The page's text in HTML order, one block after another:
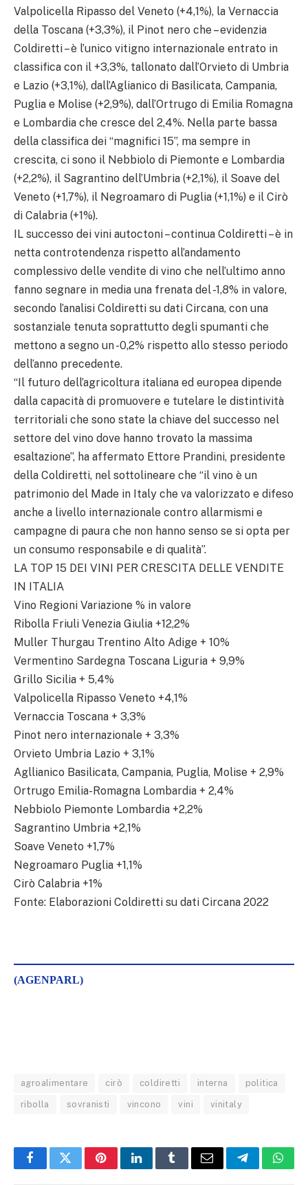
Valpolicella Ripasso del Veneto (+4,1%), la Vernaccia
della Toscana (+3,3%), il Pinot nero che – evidenzia
Coldiretti – è l’unico vitigno internazionale entrato in
classifica con il +3,3%, tallonato dall’Orvieto di Umbria
e Lazio (+3,1%), dall’Aglianico di Basilicata, Campania,
Puglia e Molise (+2,9%), dall’Ortrugo di Emilia Romagna
e Lombardia che cresce del 2,4%. Nella parte bassa
della classifica dei “magnifici 15”, ma sempre in
crescita, ci sono il Nebbiolo di Piemonte e Lombardia
(+2,2%), il Sagrantino dell’Umbria (+2,1%), il Soave del
Veneto (+1,7%), il Negroamaro di Puglia (+1,1%) e il Cirò
di Calabria (+1%).
IL successo dei vini autoctoni – continua Coldiretti – è in
netta controtendenza rispetto all’andamento
complessivo delle vendite di vino che nell’ultimo anno
fanno segnare in media una frenata del -1,8% in valore,
secondo l’analisi Coldiretti su dati Circana, con una
sostanziale tenuta soprattutto degli spumanti che
mettono a segno un -0,2% rispetto allo stesso periodo
dell’anno precedente.
“Il futuro dell’agricoltura italiana ed europea dipende
dalla capacità di promuovere e tutelare le distintività
territoriali che sono state la chiave del successo nel
settore del vino dove hanno trovato la massima
esaltazione”, ha affermato Ettore Prandini, presidente
della Coldiretti, nel sottolineare che “il vino è un
patrimonio del Made in Italy che va valorizzato e difeso
anche a livello internazionale contro allarmismi e
campagne di paura che non hanno senso se si opta per
un consumo responsabile e di qualità”.
LA TOP 15 DEI VINI PER CRESCITA DELLE VENDITE
IN ITALIA
Vino Regioni Variazione % in valore
Ribolla Friuli Venezia Giulia +12,2%
Muller Thurgau Trentino Alto Adige + 10%
Vermentino Sardegna Toscana Liguria + 9,9%
Grillo Sicilia + 5,4%
Valpolicella Ripasso Veneto +4,1%
Vernaccia Toscana + 3,3%
Pinot nero internazionale + 3,3%
Orvieto Umbria Lazio + 3,1%
Agllianico Basilicata, Campania, Puglia, Molise + 2,9%
Ortrugo Emilia-Romagna Lombardia + 2,4%
Nebbiolo Piemonte Lombardia +2,2%
Sagrantino Umbria +2,1%
Soave Veneto +1,7%
Negroamaro Puglia +1,1%
Cirò Calabria +1%
Fonte: Elaborazioni Coldiretti su dati Circana 2022
(AGENPARL)
agroalimentare cirò coldiretti interna politica
ribolla sovranisti vincono vini vinitaly
FacebookTwitterPinterestLinkedInTumblrEmail Telegram